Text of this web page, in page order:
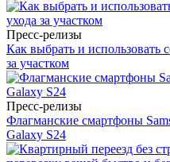
Пресс-релизы
Как выбрать и использовать
за участком
Пресс-релизы
Флагманские смартфоны
Galaxy S24